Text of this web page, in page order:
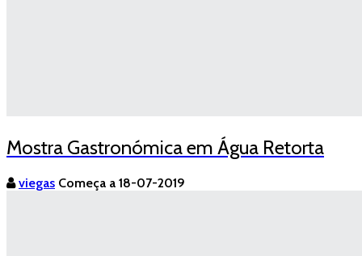
Mostra Gastronómica em Água Retorta
viegas Começa a 18-07-2019